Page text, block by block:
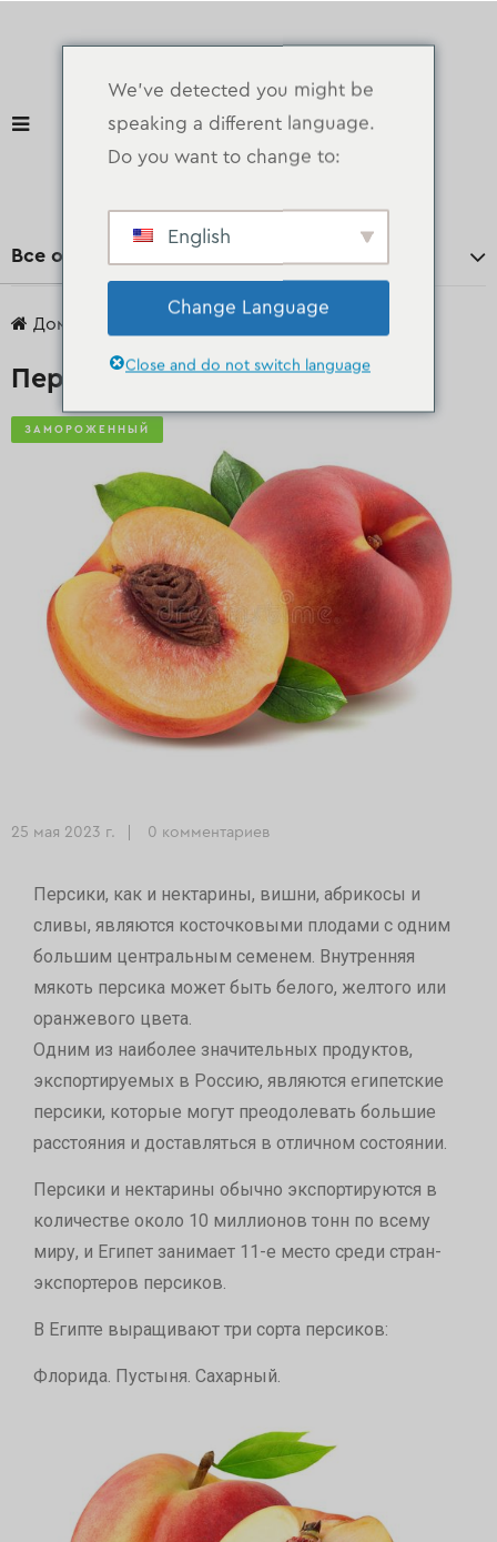
Все отделы
Дом
Персики
ЗАМОРОЖЕННЫЙ
25 мая 2023 г. 0 комментариев
Персики, как и нектарины, вишни, абрикосы и
сливы, являются косточковыми плодами с одним
большим центральным семенем. Внутренняя
мякоть персика может быть белого, желтого или
оранжевого цвета.
Одним из наиболее значительных продуктов,
экспортируемых в Россию, являются египетские
персики, которые могут преодолевать большие
расстояния и доставляться в отличном состоянии.
Персики и нектарины обычно экспортируются в
количестве около 10 миллионов тонн по всему
миру, и Египет занимает 11-е место среди стран-
экспортеров персиков.
В Египте выращивают три сорта персиков:
Флорида. Пустыня. Сахарный.
We've detected you might be
speaking a different language.
Do you want to change to:
English
Change Language
Close and do not switch language